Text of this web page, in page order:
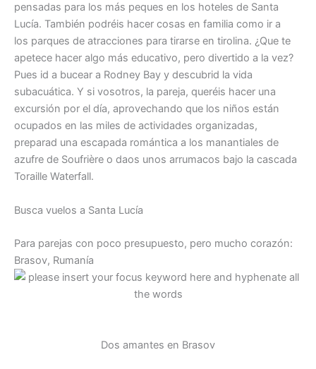
pensadas para los más peques en los hoteles de Santa
Lucía. También podréis hacer cosas en familia como ir a
los parques de atracciones para tirarse en tirolina. ¿Que te
apetece hacer algo más educativo, pero divertido a la vez?
Pues id a bucear a Rodney Bay y descubrid la vida
subacuática. Y si vosotros, la pareja, queréis hacer una
excursión por el día, aprovechando que los niños están
ocupados en las miles de actividades organizadas,
preparad una escapada romántica a los manantiales de
azufre de Soufrière o daos unos arrumacos bajo la cascada
Toraille Waterfall.
Busca vuelos a Santa Lucía
Para parejas con poco presupuesto, pero mucho corazón:
Brasov, Rumanía
Dos amantes en Brasov